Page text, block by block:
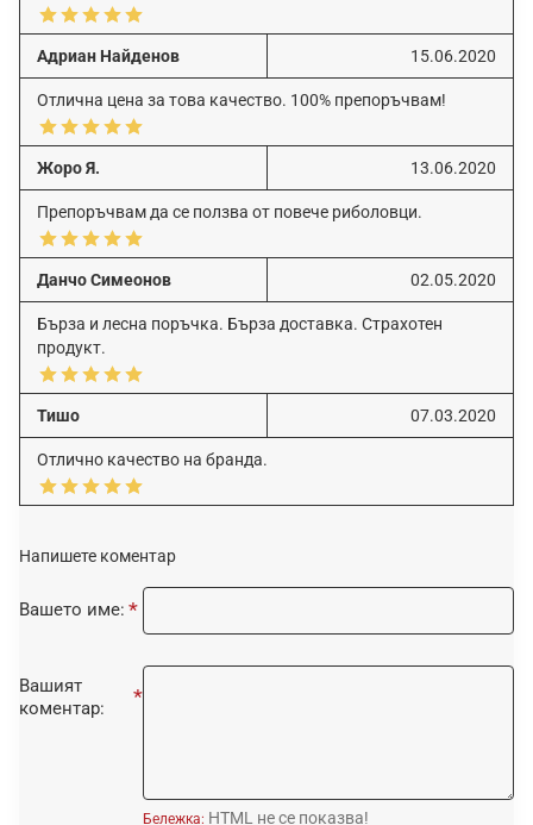
Адриан Найденов 15.06.2020
Отлична цена за това качество. 100% препоръчвам!
Жоро Я. 13.06.2020
Препоръчвам да се ползва от повече риболовци.
Данчо Симеонов 02.05.2020
Бърза и лесна поръчка. Бърза доставка. Страхотен
продукт.
Тишо 07.03.2020
Отлично качество на бранда.
Напишете коментар
Вашето име:
Вашият
коментар:
Бележка: HTML не се показва!